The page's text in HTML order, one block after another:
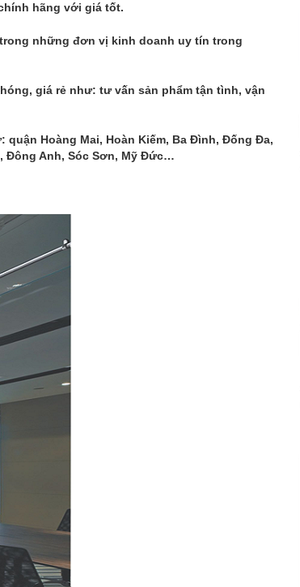
hãng với giá tốt.
những đơn vị kinh doanh uy tín trong
giá rẻ như: tư vấn sản phẩm tận tình, vận
Hoàng Mai, Hoàn Kiếm, Ba Đình, Đống Đa,
Đông Anh, Sóc Sơn, Mỹ Đức…